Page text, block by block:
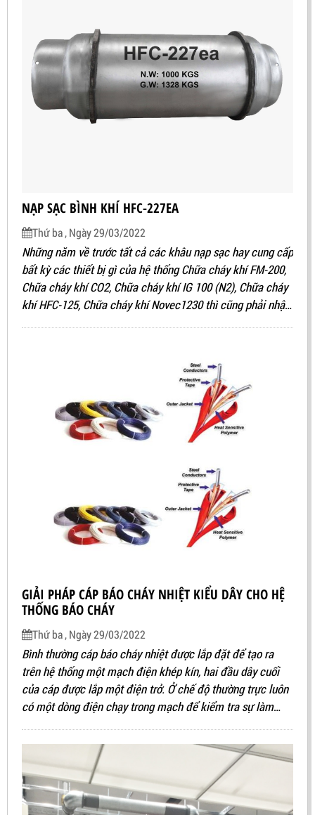
NẠP SẠC BÌNH KHÍ HFC-227EA
Thứ ba , Ngày 29/03/2022
Những năm về trước tất cả các khâu nạp sạc hay cung cấp
bất kỳ các thiết bị gì của hệ thống Chữa cháy khí FM-200,
Chữa cháy khí CO2, Chữa cháy khí IG 100 (N2), Chữa cháy
khí HFC-125, Chữa cháy khí Novec1230 thì cũng phải nhập
cháy khí IG 100 (N2), Chữa cháy khí HFC-227ea, Chữa cháy
khí Novec1230. Công ty IPCA đảm nhận việc cung cấp nạp
sạc Bình khí FM-200, Bình khí HFC-227ea, Bình khí
Novec1230 tại Việt Nam.
GIẢI PHÁP CÁP BÁO CHÁY NHIỆT KIỂU DÂY CHO HỆ
THỐNG BÁO CHÁY
Thứ ba , Ngày 29/03/2022
Bình thường cáp báo cháy nhiệt được lắp đặt để tạo ra
trên hệ thống một mạch điện khép kín, hai đầu dây cuối
của cáp được lắp một điện trở. Ở chế độ thường trực luôn
có một dòng điện chạy trong mạch để kiểm tra sự làm
hở mạch thì hệ thống sẽ chuyển sang trạng thái lỗi.